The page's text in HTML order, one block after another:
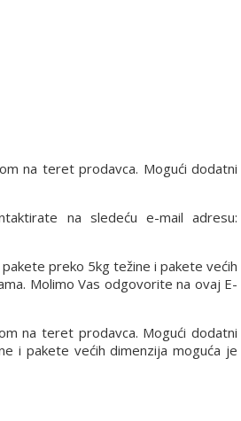
na teret prodavca. Mogući dodatni
na sledeću e-mail adresu:
preko 5kg težine i pakete većih
Molimo Vas odgovorite na ovaj E-
na teret prodavca. Mogući dodatni
i pakete većih dimenzija moguća je